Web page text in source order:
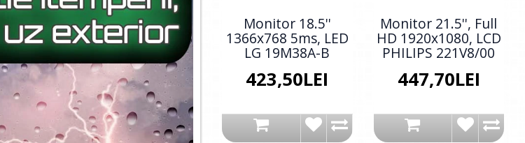
Monitor 18.5''
1366x768 5ms, LED
LG 19M38A-B
423,50LEI
Monitor 21.5'', Full
HD 1920x1080, LCD
PHILIPS 221V8/00
447,70LEI